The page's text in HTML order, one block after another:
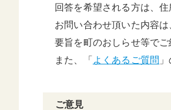
頑張る地方応援プロ
グラム
回答を希望される方は、
お問い合わせ頂いた内容
要旨を町のおしらせ等で
また、「 よくあるご質問
ご意見